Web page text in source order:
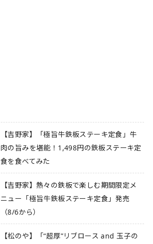
【吉野家】「極旨牛鉄板ステーキ定食」牛
肉の旨みを堪能！1,498円の鉄板ステーキ定
食を食べてみた
【吉野家】熱々の鉄板で楽しむ期間限定メ
ニュー「極旨牛鉄板ステーキ定食」発売
（8/6から）
【松のや】「“超厚”リブロース and 玉子の